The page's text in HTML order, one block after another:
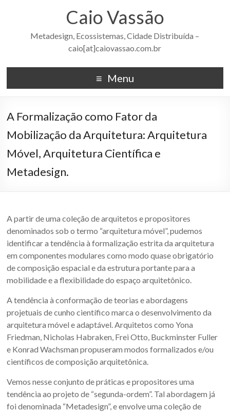
Caio Vassão
Metadesign, Ecossistemas, Cidade Distribuída –
caio[at]caiovassao.com.br
Menu
A Formalização como Fator da
Mobilização da Arquitetura: Arquitetura
Móvel, Arquitetura Científica e
Metadesign.
A partir de uma coleção de arquitetos e propositores
denominados sob o termo “arquitetura móvel”, pudemos
identificar a tendência à formalização estrita da arquitetura
em componentes modulares como modo quase obrigatório
de composição espacial e da estrutura portante para a
mobilidade e a flexibilidade do espaço arquitetônico.
A tendência à conformação de teorias e abordagens
projetuais de cunho científico marca o desenvolvimento da
arquitetura móvel e adaptável. Arquitetos como Yona
Friedman, Nicholas Habraken, Frei Otto, Buckminster Fuller
e Konrad Wachsman propuseram modos formalizados e/ou
científicos de composição arquitetônica.
Vemos nesse conjunto de práticas e propositores uma
tendência ao projeto de “segunda-ordem”. Tal abordagem já
foi denominada “Metadesign”, e envolve uma coleção de